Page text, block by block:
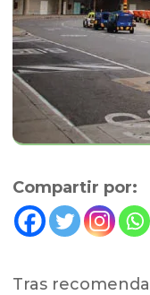
Compartir por:
Tras